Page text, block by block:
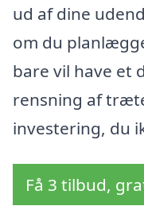
ud af dine
om du
bare vil have et
rensning af
investering, du
Få 3 tilbud,